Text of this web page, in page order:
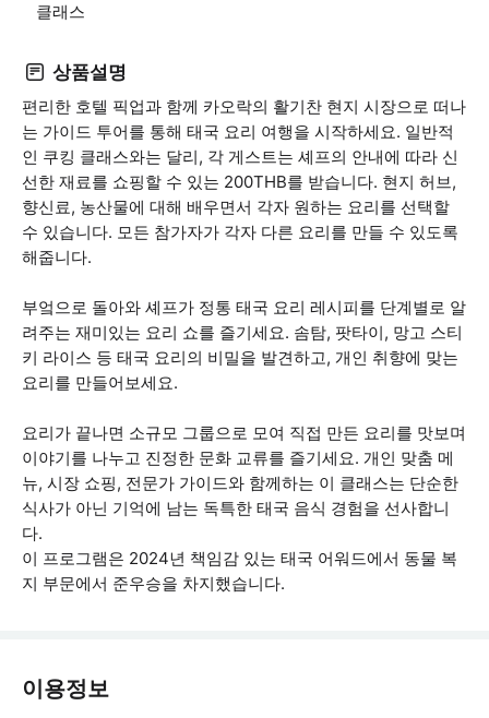
클래스
상품설명
편리한 호텔 픽업과 함께 카오락의 활기찬 현지 시장으로 떠나
는 가이드 투어를 통해 태국 요리 여행을 시작하세요. 일반적
인 쿠킹 클래스와는 달리, 각 게스트는 셰프의 안내에 따라 신
선한 재료를 쇼핑할 수 있는 200THB를 받습니다. 현지 허브,
향신료, 농산물에 대해 배우면서 각자 원하는 요리를 선택할
수 있습니다. 모든 참가자가 각자 다른 요리를 만들 수 있도록
해줍니다.
부엌으로 돌아와 셰프가 정통 태국 요리 레시피를 단계별로 알
려주는 재미있는 요리 쇼를 즐기세요. 솜탐, 팟타이, 망고 스티
키 라이스 등 태국 요리의 비밀을 발견하고, 개인 취향에 맞는
요리를 만들어보세요.
요리가 끝나면 소규모 그룹으로 모여 직접 만든 요리를 맛보며
이야기를 나누고 진정한 문화 교류를 즐기세요. 개인 맞춤 메
뉴, 시장 쇼핑, 전문가 가이드와 함께하는 이 클래스는 단순한
식사가 아닌 기억에 남는 독특한 태국 음식 경험을 선사합니
다.
이 프로그램은 2024년 책임감 있는 태국 어워드에서 동물 복
지 부문에서 준우승을 차지했습니다.
이용정보